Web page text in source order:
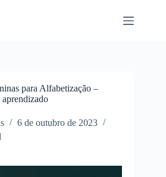
para Alfabetização –
6 de outubro de 2023